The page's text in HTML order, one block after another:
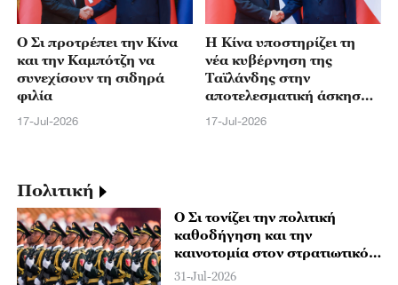
Ο Σι προτρέπει την Κίνα
και την Καμπότζη να
συνεχίσουν τη σιδηρά
φιλία
17-Jul-2026
Η Κίνα υποστηρίζει τη
νέα κυβέρνηση της
Ταϊλάνδης στην
αποτελεσματική άσκηση
ο Σι
17-Jul-2026
Πολιτική
Ο Σι τονίζει την πολιτική
καθοδήγηση και την
καινοτομία στον στρατιωτικό
εκσυγχρονισμό
31-Jul-2026